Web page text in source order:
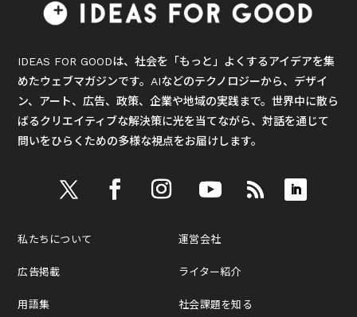
IDEAS FOR GOODは、社会を「もっと」よくするアイデアを集
めたウェブマガジンです。AIなどのテクノロジーから、デザイ
ン、アート、広告、政策、企業や地域の実践まで。世界中に散ら
ばるクリエイティブな解決策に光を当てながら、対話を通じて
問いをひらくための多様な視点をお届けします。
私たちについて
広告掲載
用語集
運営会社
ライター紹介
社会課題を知る